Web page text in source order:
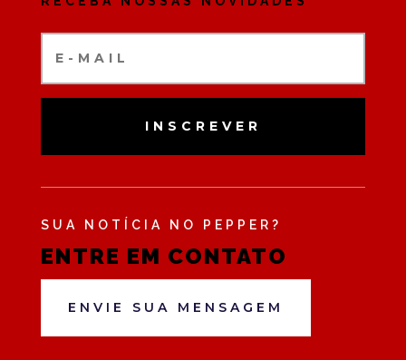
INSCREVER
SUA NOTÍCIA NO PEPPER?
ENTRE EM CONTATO
ENVIE SUA MENSAGEM